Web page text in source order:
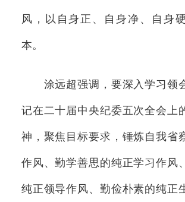
风，以自身正、自身净、自身
本。
涂远超强调，要深入学习领
记在二十届中央纪委五次全会上
神，聚焦目标要求，锤炼自我省
作风、勤学善思的纯正学习作风
纯正领导作风、勤俭朴素的纯正